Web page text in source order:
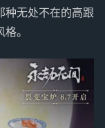
种无处不在的高跟
。